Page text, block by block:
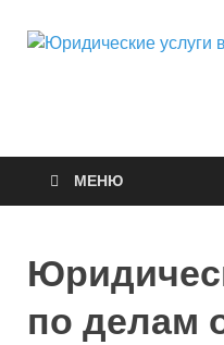
МЕНЮ
по делам